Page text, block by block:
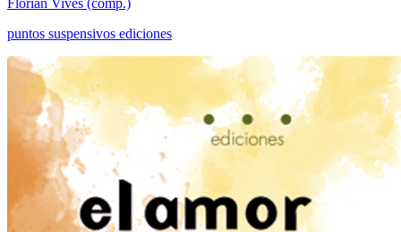
Florián Vives (comp.)
puntos suspensivos ediciones